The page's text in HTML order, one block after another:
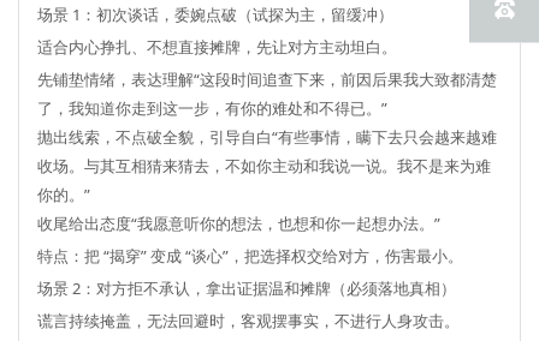
场景 1：初次谈话，委婉点破（试探为主，留缓冲）
适合内心挣扎、不想直接摊牌，先让对方主动坦白。
先铺垫情绪，表达理解“这段时间追查下来，前因后果我大致都清楚
了，我知道你走到这一步，有你的难处和不得已。”
抛出线索，不点破全貌，引导自白“有些事情，瞒下去只会越来越难
收场。与其互相猜来猜去，不如你主动和我说一说。我不是来为难
你的。”
收尾给出态度“我愿意听你的想法，也想和你一起想办法。”
特点 ：把 “揭穿” 变成 “谈心”，把选择权交给对方，伤害最小。
场景 2：对方拒不承认，拿出证据温和摊牌（必须落地真相）
谎言持续掩盖，无法回避时，客观摆事实，不进行人身攻击。